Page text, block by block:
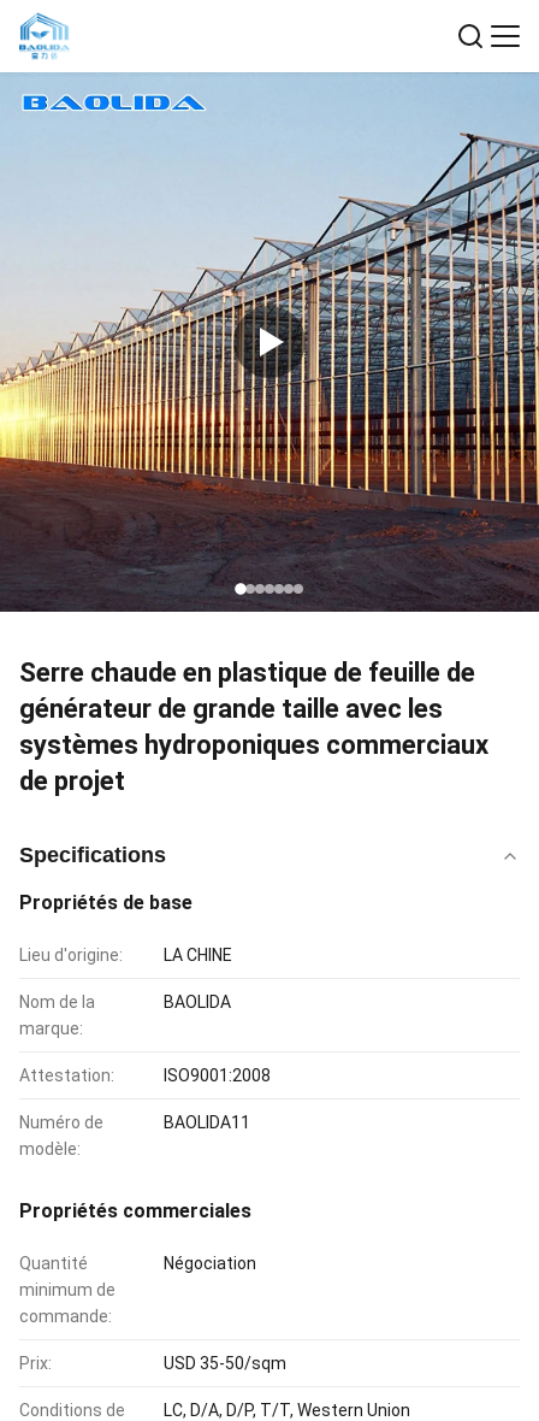
Serre chaude en plastique de feuille de
générateur de grande taille avec les
systèmes hydroponiques commerciaux
de projet
Specifications
Propriétés de base
Lieu d'origine: LA CHINE
Nom de la
marque:
BAOLIDA
Attestation: ISO9001:2008
Numéro de
modèle:
BAOLIDA11
Propriétés commerciales
Quantité
minimum de
commande:
Négociation
Prix: USD 35-50/sqm
Conditions de
LC, D/A, D/P, T/T, Western Union